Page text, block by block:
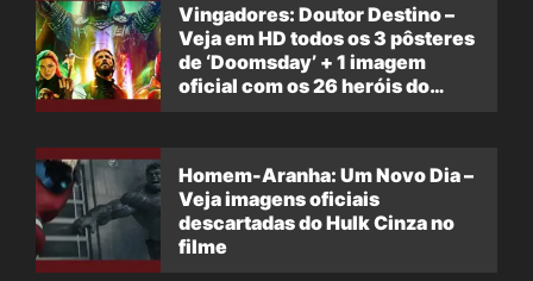
Vingadores: Doutor Destino –
Veja em HD todos os 3 pôsteres
de ‘Doomsday’ + 1 imagem
oficial com os 26 heróis do
Homem-Aranha: Um Novo Dia –
Veja imagens oficiais
descartadas do Hulk Cinza no
filme